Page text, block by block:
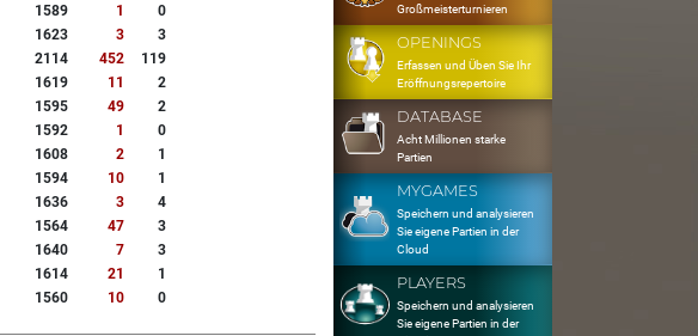
1589 1
0
1623 3
3
2114 452
119
1619 11
2
1595 49
2
1592 1
0
1608 2
1
1594 10
1
1636 3
4
1564 47
3
1640 7
3
1614 21
1
1560 10 0
Großmeisterturnieren
OPENINGS
Erfassen und Üben Sie Ihr
Eröffnungsrepertoire
DATABASE
Acht Millionen starke
Partien
MYGAMES
Speichern und analysieren
Sie eigene Partien in der
Cloud
PLAYERS
Speichern und analysieren
Sie eigene Partien in der